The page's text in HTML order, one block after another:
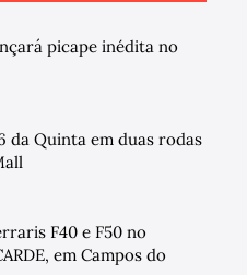
picape inédita no
da Quinta em duas rodas
F40 e F50 no
em Campos do